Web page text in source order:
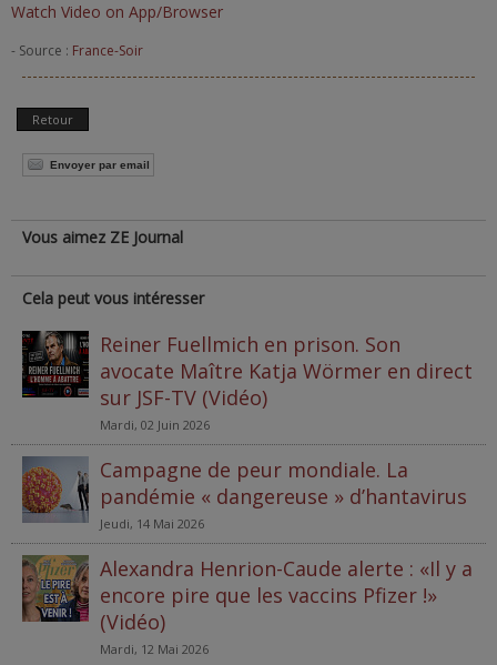
Watch Video on App/Browser
- Source : France-Soir
Retour
Envoyer par email
Vous aimez ZE Journal
Cela peut vous intéresser
Reiner Fuellmich en prison. Son
avocate Maître Katja Wörmer en direct
sur JSF-TV (Vidéo)
Mardi, 02 Juin 2026
Campagne de peur mondiale. La
pandémie « dangereuse » d’hantavirus
Jeudi, 14 Mai 2026
Alexandra Henrion-Caude alerte : «Il y a
encore pire que les vaccins Pfizer !»
(Vidéo)
Mardi, 12 Mai 2026